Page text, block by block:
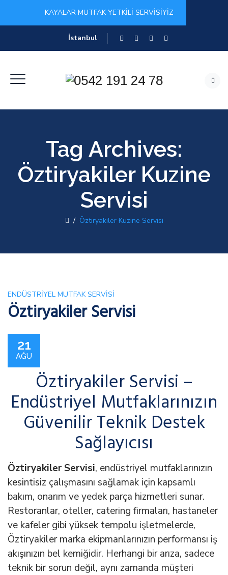
KAYALAR MUTFAK YETKİLİ SERVİSİYİZ
İstanbul
Tag Archives:
Öztiryakiler Kuzine
Servisi
/ Öztiryakiler Kuzine Servisi
ENDÜSTRIYEL MUTFAK SERVISI
Öztiryakiler Servisi
21
AĞU
Öztiryakiler Servisi –
Endüstriyel Mutfaklarınızın
Güvenilir Teknik Destek
Sağlayıcısı
Öztiryakiler Servisi, endüstriyel mutfaklarınızın
kesintisiz çalışmasını sağlamak için kapsamlı
bakım, onarım ve yedek parça hizmetleri sunar.
Restoranlar, oteller, catering firmaları, hastaneler
ve kafeler gibi yüksek tempolu işletmelerde,
Öztiryakiler marka ekipmanlarınızın performansı iş
akışınızın bel kemiğidir. Herhangi bir arıza, sadece
teknik bir sorun değil, aynı zamanda müşteri